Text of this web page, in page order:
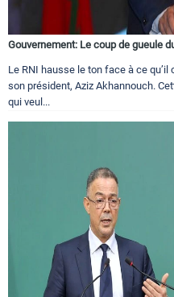
Gouvernement: Le coup de gueule
Le RNI hausse le ton face à ce
son président, Aziz Akhannouch.
qui veul...